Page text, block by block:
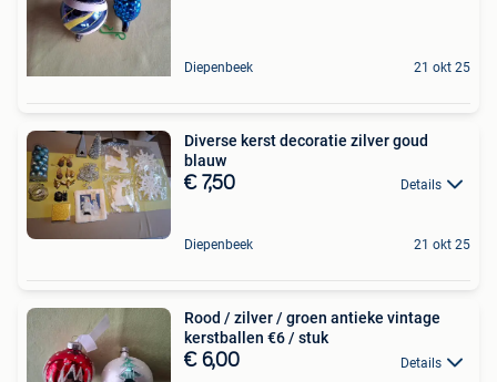
Diepenbeek 21 okt 25
Diverse kerst decoratie zilver goud
blauw
€ 7,50 Details
Diepenbeek 21 okt 25
Rood / zilver / groen antieke vintage
kerstballen €6 / stuk
€ 6,00 Details